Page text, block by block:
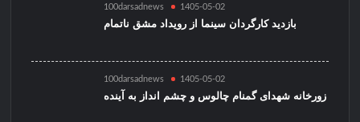
100darsadnews 1405-05-02
بازدید کارگردان سینما از رویداد مشق ناتمام
100darsadnews 1405-05-02
زورخانه شهدای گمنام چالوس و چشم انداز به آینده